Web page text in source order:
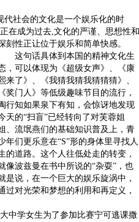
社会的文化是一个娱乐化的时
在成为过去,文化的严谨、思想性和
刻性正让位于娱乐和简单快感。
这句话具体到本国的精神文化生
，可以体现为《超级女声》、《康
来了》、《我猜我猜我猜猜猜》、
《奖门人》等低级趣味节目的流行，
行知如果泉下有知，会惊讶地发现
天的“扫盲”已经转向了对芙蓉姐
、流氓燕们的基础知识普及上，青
年们更乐意在“S”形的身体里寻找人
的道路。这个人往低处走的转变，
像波兹曼在书中所说的“杂耍”，也
是说，在一个巨大的娱乐旋涡中，
过对光荣和梦想的利用和再定义，
中学女生为了参加比赛宁可逃课撒